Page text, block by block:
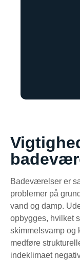
Badeværelser er
problemer på
vand og damp.
opbygges, hvilket
skimmelsvamp og
medføre
indeklimaet